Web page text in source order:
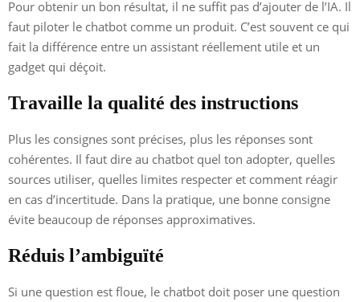
Pour obtenir un bon résultat, il ne suffit pas d’ajouter de l’IA. Il
faut piloter le chatbot comme un produit. C’est souvent ce qui
fait la différence entre un assistant réellement utile et un
gadget qui déçoit.
Travaille la qualité des instructions
Plus les consignes sont précises, plus les réponses sont
cohérentes. Il faut dire au chatbot quel ton adopter, quelles
sources utiliser, quelles limites respecter et comment réagir
en cas d’incertitude. Dans la pratique, une bonne consigne
évite beaucoup de réponses approximatives.
Réduis l’ambiguïté
Si une question est floue, le chatbot doit poser une question